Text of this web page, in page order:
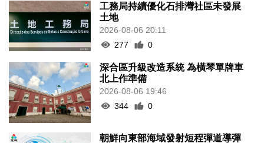
工務局持續優化石排灣社區未發展
土地
2026-08-06 20:11
277
0
深合區升級改造系統 為橫琴單牌車
北上作準備
2026-08-06 19:46
344
0
朝鮮向東部海域發射短程彈道導彈